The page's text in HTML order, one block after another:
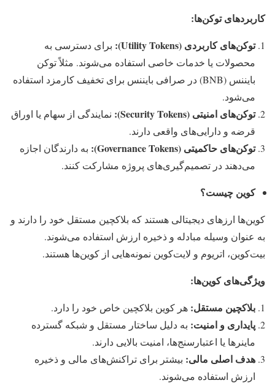
کاربردهای توکن‌ها:
توکن‌های کاربردی (Utility Tokens
): برای دسترسی به
محصولات یا خدمات خاصی استفاده می‌شوند. مثلاً توکن
بایننس (BNB) در صرافی بایننس برای تخفیف کارمزد استفاده
می‌شود.
توکن‌های امنیتی (Security Tokens
): نمایندگی از سهام یا اوراق
قرضه و دارایی‌های واقعی دارند.
توکن‌های حاکمیتی (Governance Tokens
): به دارندگان اجازه
می‌دهند در تصمیم‌گیری‌های پروژه مشارکت کنند.
کوین چیست؟
کوین‌ها ارزهای دیجیتالی هستند که بلاکچین مستقل خود را دارند و
به عنوان وسیله مبادله و ذخیره ارزش استفاده می‌شوند.
بیت‌کوین، اتریوم و لایت‌کوین نمونه‌هایی از کوین‌ها هستند.
ویژگی‌های کوین‌ها:
بلاکچین مستقل: هر کوین بلاکچین خاص خود را دارد.
پایداری و امنیت: به دلیل ساختار مستقل و شبکه گسترده
ماینرها یا اعتبارسنج‌ها، امنیت بالایی دارند.
هدف اصلی مالی: بیشتر برای تراکنش‌های مالی و ذخیره
ارزش استفاده می‌شوند.